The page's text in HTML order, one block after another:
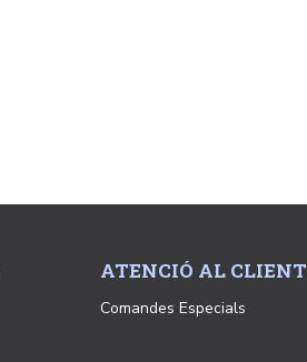
ATENCIÓ AL CLIENT
Comandes Especials